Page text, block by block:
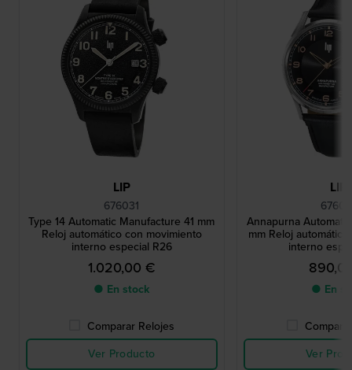
LIP
676031
Type 14 Automatic Manufacture 41 mm
Reloj automático con movimiento
interno especial R26
1.020,00 €
● En stock
Comparar Relojes
Ver Producto
LIP
Annapurna
mm Reloj
interno
● En
Ver